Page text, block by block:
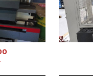
min.
x 1785
Ferde ágy
Orsófurat
A gép
Orsó